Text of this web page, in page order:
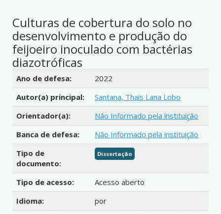
Culturas de cobertura do solo no
desenvolvimento e produção do
feijoeiro inoculado com bactérias
diazotróficas
Detalhes bibliográficos
Ano de defesa:
2022
Autor(a) principal:
Santana, Thais Lana Lobo
Orientador(a):
Não Informado pela instituição
Banca de defesa:
Não Informado pela instituição
Tipo de
documento:
Dissertação
Tipo de acesso:
Acesso aberto
Idioma:
por